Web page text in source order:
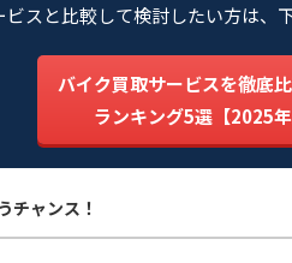
スと比較して検討したい方は、
バイク買取サービスを徹底
ランキング5選【2025年
チャンス！